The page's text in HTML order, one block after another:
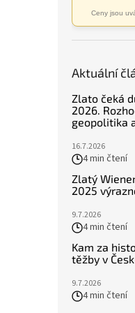
Ceny jsou
Aktuální
Zlato čeká
2026.
geopolitika
16.7.2026
4 min čtení
Zlatý
2025
9.7.2026
4 min čtení
Kam za
těžby v
9.7.2026
4 min čtení